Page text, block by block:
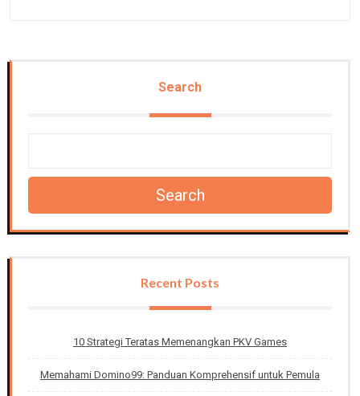
Search
Search
Recent Posts
10 Strategi Teratas Memenangkan PKV Games
Memahami Domino99: Panduan Komprehensif untuk Pemula